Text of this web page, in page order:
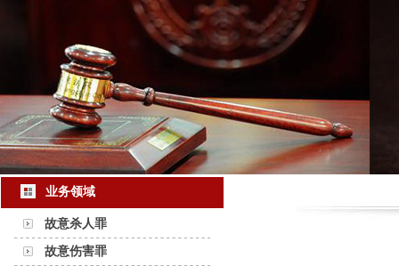
业务领域
故意杀人罪
故意伤害罪